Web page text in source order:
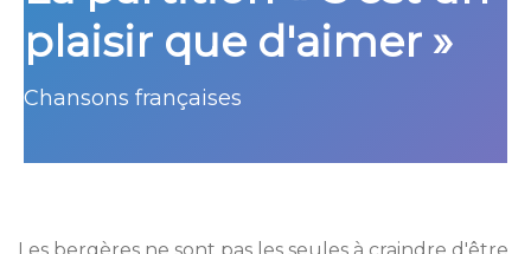
plaisir que d'aimer »
Chansons françaises